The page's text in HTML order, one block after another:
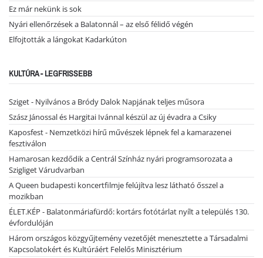
Ez már nekünk is sok
Nyári ellenőrzések a Balatonnál – az első félidő végén
Elfojtották a lángokat Kadarkúton
KULTÚRA - LEGFRISSEBB
Sziget - Nyilvános a Bródy Dalok Napjának teljes műsora
Szász Jánossal és Hargitai Ivánnal készül az új évadra a Csiky
Kaposfest - Nemzetközi hírű művészek lépnek fel a kamarazenei
fesztiválon
Hamarosan kezdődik a Centrál Színház nyári programsorozata a
Szigliget Várudvarban
A Queen budapesti koncertfilmje felújítva lesz látható ősszel a
mozikban
ÉLET.KÉP - Balatonmáriafürdő: kortárs fotótárlat nyílt a település 130.
évfordulóján
Három országos közgyűjtemény vezetőjét menesztette a Társadalmi
Kapcsolatokért és Kultúráért Felelős Minisztérium